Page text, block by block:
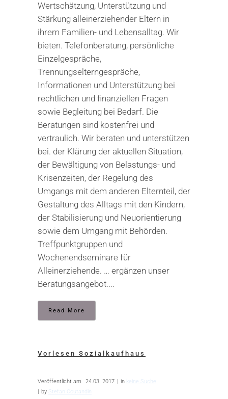
Wertschätzung, Unterstützung und
Stärkung alleinerziehender Eltern in
ihrem Familien- und Lebensalltag. Wir
bieten. Telefonberatung, persönliche
Einzelgespräche,
Trennungselterngespräche,
Informationen und Unterstützung bei
rechtlichen und finanziellen Fragen
sowie Begleitung bei Bedarf. Die
Beratungen sind kostenfrei und
vertraulich. Wir beraten und unterstützen
bei. der Klärung der aktuellen Situation,
der Bewältigung von Belastungs- und
Krisenzeiten, der Regelung des
Umgangs mit dem anderen Elternteil, der
Gestaltung des Alltags mit den Kindern,
der Stabilisierung und Neuorientierung
sowie dem Umgang mit Behörden.
Treffpunktgruppen und
Wochenendseminare für
Alleinerziehende. … ergänzen unser
Beratungsangebot....
Read More
Vorlesen Sozialkaufhaus
Veröffentlicht am 24.03. 2017 in keine Suche
by
Stefan Coutandin